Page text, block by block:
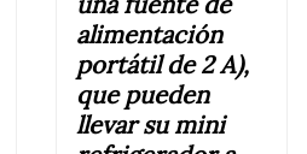
alimentación
portátil de 2 A),
que pueden
llevar su mini